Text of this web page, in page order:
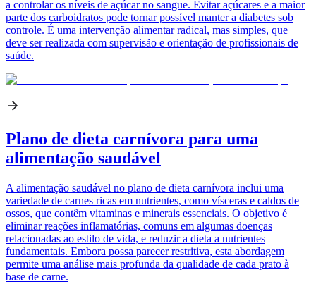
a controlar os níveis de açúcar no sangue. Evitar açúcares e a maior
parte dos carboidratos pode tornar possível manter a diabetes sob
controle. É uma intervenção alimentar radical, mas simples, que
deve ser realizada com supervisão e orientação de profissionais de
saúde.
Plano de dieta carnívora para uma
alimentação saudável
A alimentação saudável no plano de dieta carnívora inclui uma
variedade de carnes ricas em nutrientes, como vísceras e caldos de
ossos, que contêm vitaminas e minerais essenciais. O objetivo é
eliminar reações inflamatórias, comuns em algumas doenças
relacionadas ao estilo de vida, e reduzir a dieta a nutrientes
fundamentais. Embora possa parecer restritiva, esta abordagem
permite uma análise mais profunda da qualidade de cada prato à
base de carne.